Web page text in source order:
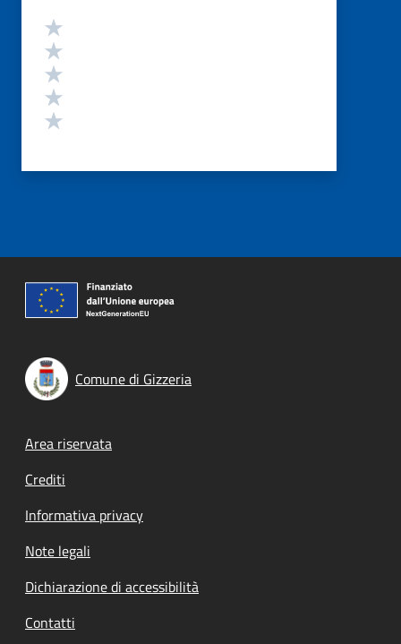
Valutazione
Comune di Gizzeria
Footer menu
Area riservata
Crediti
Informativa privacy
Note legali
Dichiarazione di accessibilità
Contatti